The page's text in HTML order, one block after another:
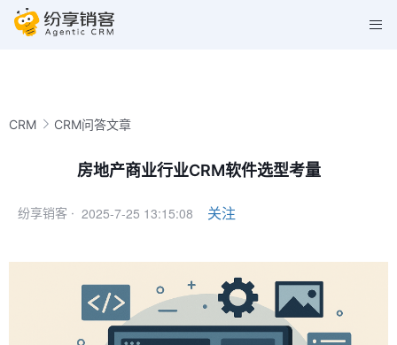
CRM CRM问答文章
房地产商业行业CRM软件选型考量
纷享销客 · 2025-7-25 13:15:08 关注